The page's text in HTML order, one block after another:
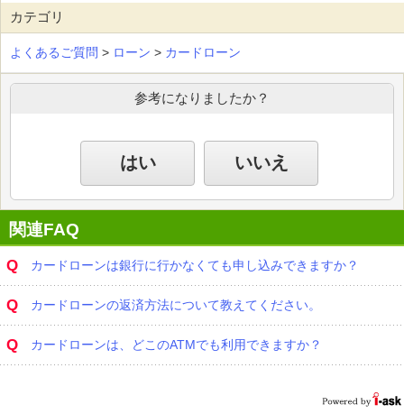
カテゴリ
よくあるご質問 > ローン > カードローン
参考になりましたか？
はい いいえ
関連FAQ
Q カードローンは銀行に行かなくても申し込みできますか？
Q カードローンの返済方法について教えてください。
Q カードローンは、どこのATMでも利用できますか？